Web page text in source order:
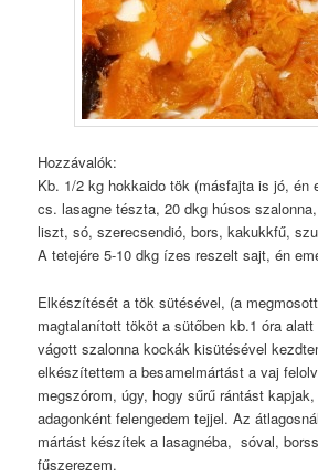
Hozzávalók:
Kb. 1/2 kg hokkaido tök (másfajta is jó, én
cs. lasagne tészta, 20 dkg húsos
liszt, só, szerecsendió, bors, kakukkfű,
A tetejére 5-10 dkg ízes reszelt sajt, én
Elkészítését a tök sütésével, (a
magtalanított tököt a sütőben kb.1 óra
vágott szalonna kockák kisütésével
elkészítettem a besamelmártást a vaj
megszórom, úgy, hogy sűrű rántást
adagonként felengedem tejjel. Az
mártást készítek a lasagnéba, sóval,
fűszerezem.